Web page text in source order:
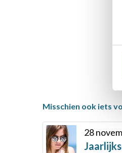
Misschien ook iets
28